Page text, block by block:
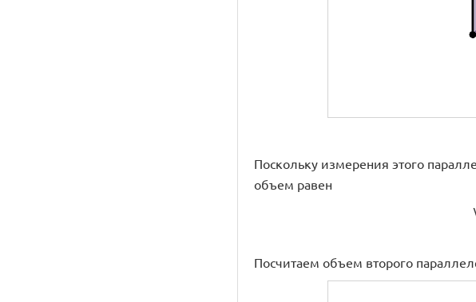
Поскольку измерения этого
объем равен
Посчитаем объем второго